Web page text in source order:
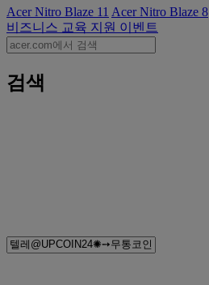
Acer Nitro Blaze 11 Acer Nitro Blaze 8
비즈니스 교육 지원 이벤트
검색